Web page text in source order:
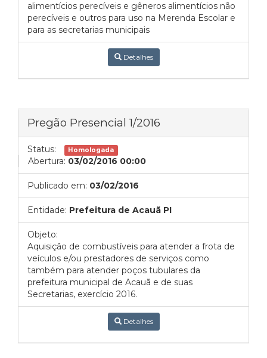
alimentícios perecíveis e gêneros alimentícios não
perecíveis e outros para uso na Merenda Escolar e
para as secretarias municipais
Detalhes
Pregão Presencial 1/2016
Status: Homologada
Abertura: 03/02/2016 00:00
Publicado em: 03/02/2016
Entidade: Prefeitura de Acauã PI
Objeto:
Aquisição de combustíveis para atender a frota de
veículos e/ou prestadores de serviços como
também para atender poços tubulares da
prefeitura municipal de Acauã e de suas
Secretarias, exercício 2016.
Detalhes